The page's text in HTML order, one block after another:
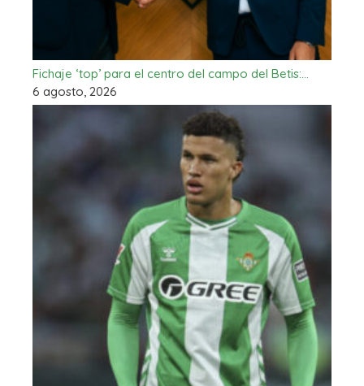
Fichaje ‘top’ para el centro del campo del Betis:…
6 agosto, 2026